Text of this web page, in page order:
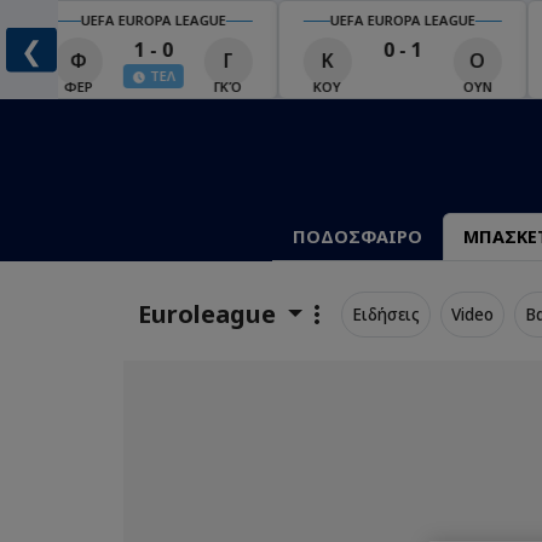
❮
UEFA EUROPA LEAGUE
Φ
ΦΕΡ
1 - 0
ΤΕΛ
Γ
ΓΚΌ
UEFA EUROPA LEAGUE
Κ
ΚΟΥ
0 - 1 Ο
ΟΥΝ
ΠΟΔΟΣΦΑΙΡΟ
Euroleague Ειδήσεις Video